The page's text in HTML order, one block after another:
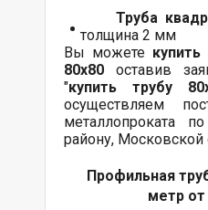
Труба
толщина 2 мм
Вы можете
80х80 оставив
"купить трубу
осуществляем
металлопроката
району, Московской
Профильная
метр от